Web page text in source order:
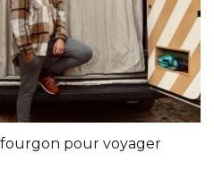
pour voyager